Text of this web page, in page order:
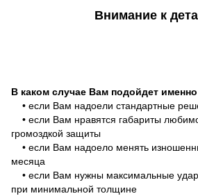
Внимание к
В каком случае Вам подойдет
• если Вам надоели стандартные
• если Вам нравятся габариты
громоздкой защиты
• если Вам надоело менять
месяца
• если Вам нужны максимальные
при минимальной толщине